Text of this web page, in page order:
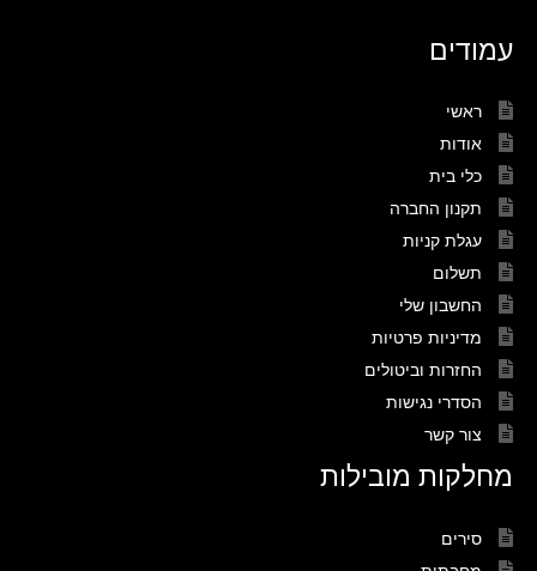
עמודים
ראשי
אודות
כלי בית
תקנון החברה
עגלת קניות
תשלום
החשבון שלי
מדיניות פרטיות
החזרות וביטולים
הסדרי נגישות
צור קשר
מחלקות מובילות
סירים